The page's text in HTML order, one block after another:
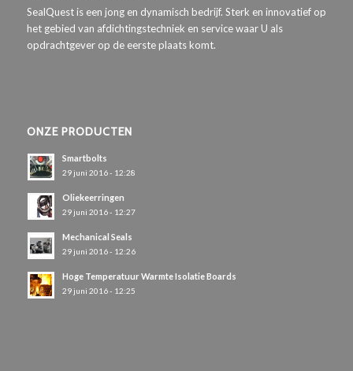
SealQuest is een jong en dynamisch bedrijf. Sterk en innovatief op
het gebied van afdichtingstechniek en service waar U als
opdrachtgever op de eerste plaats komt.
ONZE PRODUCTEN
Smartbolts
29 juni 2016 - 12:28
Oliekeerringen
29 juni 2016 - 12:27
Mechanical Seals
29 juni 2016 - 12:26
Hoge Temperatuur Warmte Isolatie Boards
29 juni 2016 - 12:25